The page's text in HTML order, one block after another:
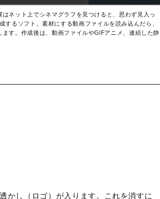
ネット上でシネマグラフを見つけると、思わず見入っ
るソフト。素材にする動画ファイルを読み込んだら、
す。作成後は、動画ファイルやGIFアニメ、連続した静
かし（ロゴ）が入ります。これを消すに